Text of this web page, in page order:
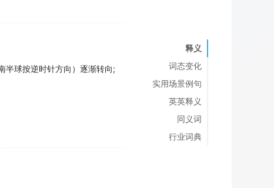
半球按逆时针方向）逐渐转向;
释义
词态变化
实用场景例句
英英释义
同义词
行业词典